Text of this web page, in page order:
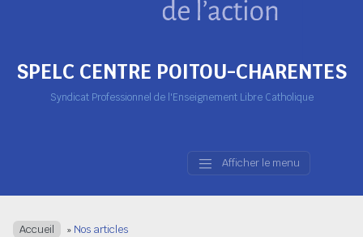
SPELC CENTRE POITOU-CHARENTES
Syndicat Professionnel de l'Enseignement Libre Catholique
Afficher le menu
Accueil » Nos articles